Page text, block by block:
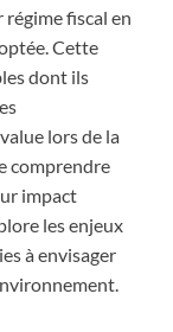
fiscal en
Cette
dont ils
lors de la
comprendre
impact
les enjeux
à envisager